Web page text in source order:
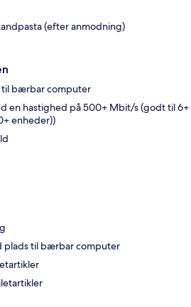
(efter anmodning)
bærbar computer
en hastighed på 500+ Mbit/s (godt til 6+
enheder))
plads til bærbar computer